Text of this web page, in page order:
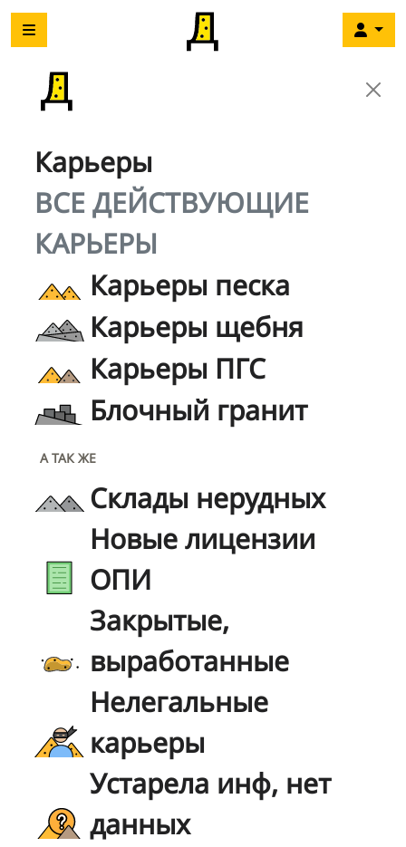
Карьеры
ВСЕ ДЕЙСТВУЮЩИЕ
КАРЬЕРЫ
Карьеры песка
Карьеры щебня
Карьеры ПГС
Блочный гранит
А ТАК ЖЕ
Склады нерудных
Новые лицензии
ОПИ
Закрытые,
выработанные
Нелегальные
карьеры
Устарела инф, нет
данных